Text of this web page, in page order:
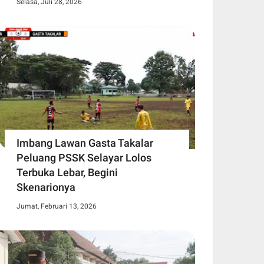
Selasa, Juli 28, 2026
Imbang Lawan Gasta Takalar
Peluang PSSK Selayar Lolos
Terbuka Lebar, Begini
Skenarionya
Jumat, Februari 13, 2026